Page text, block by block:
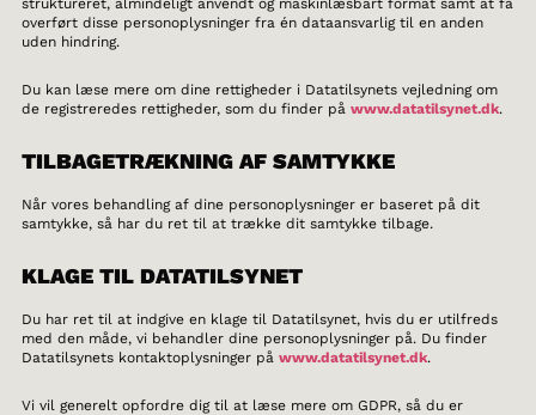
struktureret, almindeligt anvendt og maskinlæsbart format samt at få
overført disse personoplysninger fra én dataansvarlig til en anden
uden hindring.
Du kan læse mere om dine rettigheder i Datatilsynets vejledning om
de registreredes rettigheder, som du finder på www.datatilsynet.dk.
TILBAGETRÆKNING AF SAMTYKKE
Når vores behandling af dine personoplysninger er baseret på dit
samtykke, så har du ret til at trække dit samtykke tilbage.
KLAGE TIL DATATILSYNET
Du har ret til at indgive en klage til Datatilsynet, hvis du er utilfreds
med den måde, vi behandler dine personoplysninger på. Du finder
Datatilsynets kontaktoplysninger på www.datatilsynet.dk.
Vi vil generelt opfordre dig til at læse mere om GDPR, så du er